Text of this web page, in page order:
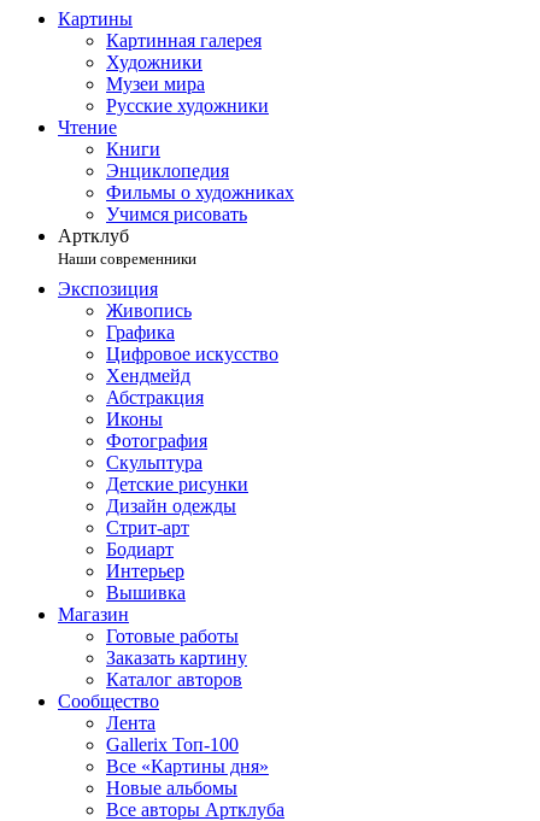
Картины
Картинная галерея
Художники
Музеи мира
Русские художники
Чтение
Книги
Энциклопедия
Фильмы о художниках
Учимся рисовать
Артклуб
Наши современники
Экспозиция
Живопись
Графика
Цифровое искусство
Хендмейд
Абстракция
Иконы
Фотография
Скульптура
Детские рисунки
Дизайн одежды
Стрит-арт
Бодиарт
Интерьер
Вышивка
Магазин
Готовые работы
Заказать картину
Каталог авторов
Сообщество
Лента
Gallerix Топ-100
Все «Картины дня»
Новые альбомы
Все авторы Артклуба